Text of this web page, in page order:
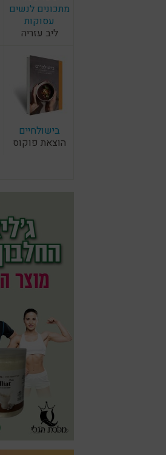
מתכונים לנשים
עסוקות
ליב עזריה
בישולחיים
הוצאת פוקוס